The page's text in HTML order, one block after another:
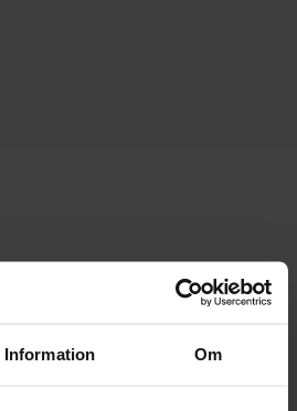
Information Om